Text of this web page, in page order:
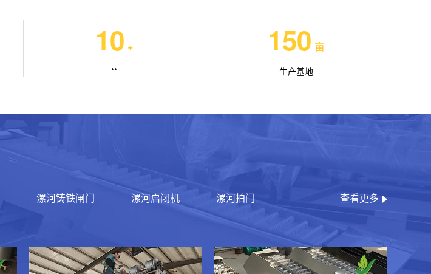
10 +
**
150 亩
生产基地
漯河铸铁闸门 漯河启闭机 漯河拍门 查看更多